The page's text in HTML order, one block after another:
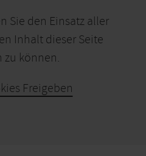
Sie den Einsatz aller
Inhalt dieser Seite
zu können.
Freigeben